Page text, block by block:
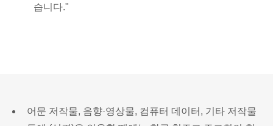
습니다."
어문 저작물, 음향·영상물, 컴퓨터 데이터, 기타 저작물